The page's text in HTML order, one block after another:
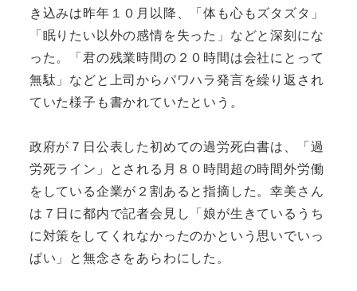
き込みは昨年１０月以降、「体も心もズタズタ」
「眠りたい以外の感情を失った」などと深刻にな
った。「君の残業時間の２０時間は会社にとって
無駄」などと上司からパワハラ発言を繰り返され
ていた様子も書かれていたという。
政府が７日公表した初めての過労死白書は、「過
労死ライン」とされる月８０時間超の時間外労働
をしている企業が２割あると指摘した。幸美さん
は７日に都内で記者会見し「娘が生きているうち
に対策をしてくれなかったのかという思いでいっ
ぱい」と無念さをあらわにした。